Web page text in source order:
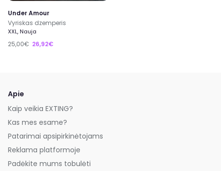
Under Amour
Vyriskas dzemperis
XXL, Nauja
25,00€ 26,92€
Apie
Kaip veikia EXTING?
Kas mes esame?
Patarimai apsipirkinėtojams
Reklama platformoje
Padėkite mums tobulėti